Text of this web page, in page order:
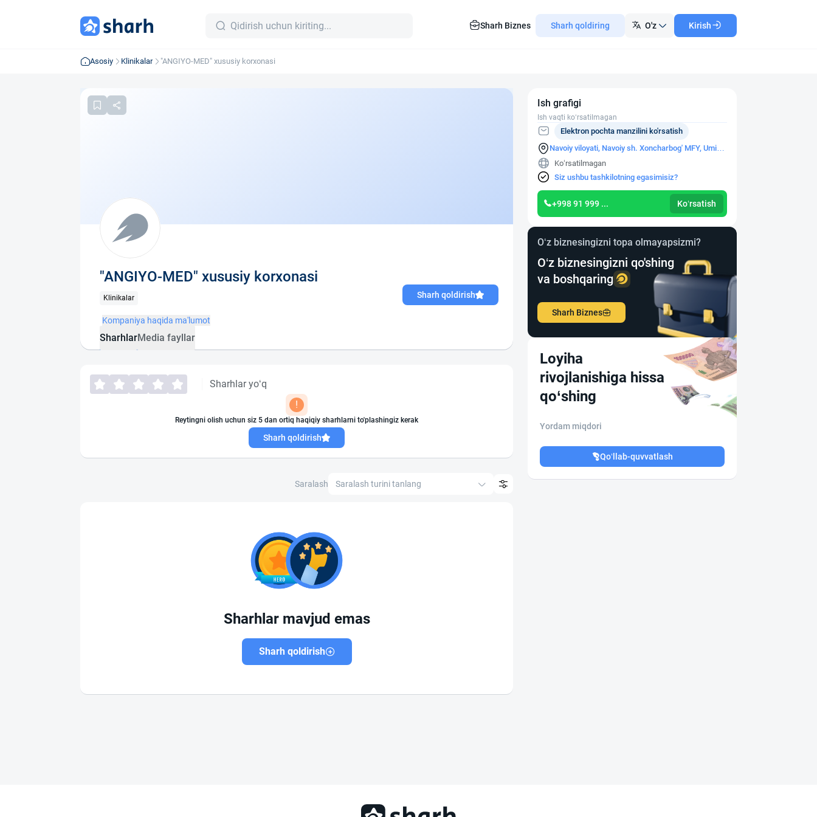
Sharh Biznes Sharh qoldiring O'z Kirish
Asosiy Klinikalar "ANGIYO-MED" xususiy korxonasi
"ANGIYO-MED" xususiy korxonasi
Klinikalar Sharh qoldirish
Kompaniya haqida ma'lumot
SharhlarMedia fayllar
Sharhlar yo‘q
!
Reytingni olish uchun siz 5 dan ortiq haqiqiy sharhlarni to'plashingiz kerak
Sharh qoldirish
Saralash Saralash turini tanlang
Sharhlar mavjud emas
Sharh qoldirish
Ish grafigi
Ish vaqti ko‘rsatilmagan
Navoiy viloyati, Navoiy sh. Xoncharbog' MFY, Umid
qo‘rg'oni ko'chasi, 530-uy
Elektron pochta manzilini ko'rsatish
Ko‘rsatilmagan
Siz ushbu tashkilotning egasimisiz?
+998 91 999 ... Ko‘rsatish
O‘z biznesingizni topa olmayapsizmi?
O‘z biznesingizni qo'shing
va boshqaring
Sharh Biznes
Loyiha
rivojlanishiga hissa
qo‘shing
Yordam miqdori
Qo‘llab-quvvatlash